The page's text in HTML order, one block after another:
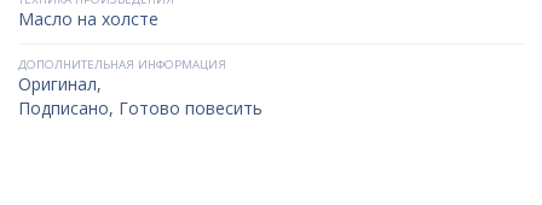
Масло на холсте
ДОПОЛНИТЕЛЬНАЯ ИНФОРМАЦИЯ
Оригинал,
Подписано, Готово повесить